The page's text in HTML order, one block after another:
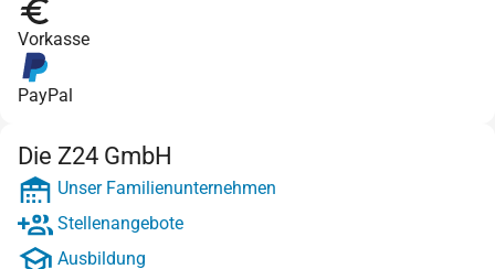
Vorkasse
PayPal
Die Z24 GmbH
Unser Familienunternehmen
Stellenangebote
Ausbildung